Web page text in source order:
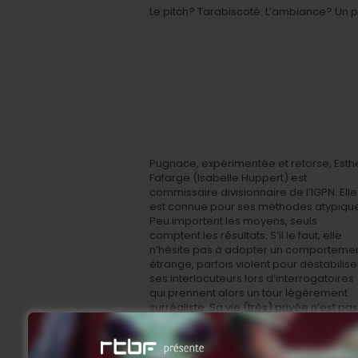
Le pitch? Tarabiscoté. L’ambiance? Un
Pugnace, expérimentée et retorse,
Fafarge (Isabelle Huppert) est
commissaire divisionnaire de l’IGPN. Elle
est connue pour ses méthodes
Peu importent les moyens, seuls
comptent les résultats. S’il le faut, elle
n’hésite pas à adopter un
étrange, parfois violent pour
ses interlocuteurs lors d’interrogatoires
qui prennent alors un tour légèrement
surréaliste. Sa vie (très) privée n’est pas
triste, elle non plus.